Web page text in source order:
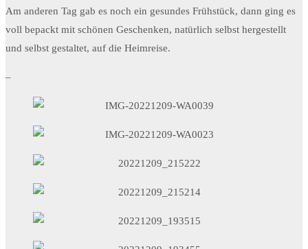
Am anderen Tag gab es noch ein gesundes Frühstück, dann ging es
voll bepackt mit schönen Geschenken, natürlich selbst hergestellt
und selbst gestaltet, auf die Heimreise.
–